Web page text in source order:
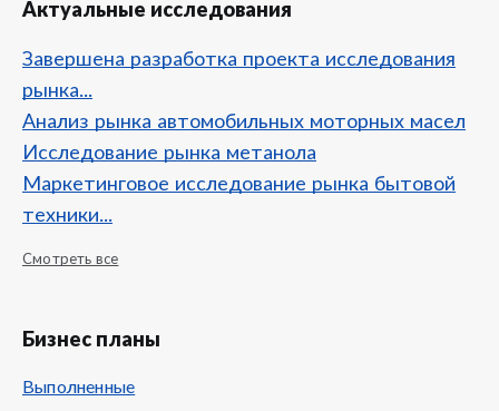
Актуальные исследования
Завершена разработка проекта исследования
рынка...
Анализ рынка автомобильных моторных масел
Исследование рынка метанола
Маркетинговое исследование рынка бытовой
техники...
Смотреть все
Бизнес планы
Выполненные